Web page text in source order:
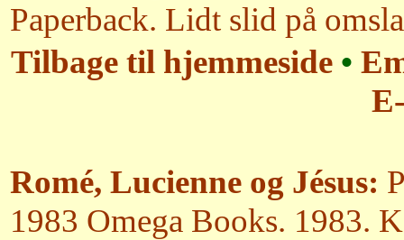
Paperback. Lidt slid på
Tilbage til hjemmeside •
Romé, Lucienne og Jésus:
1983 Omega Books. 1983.